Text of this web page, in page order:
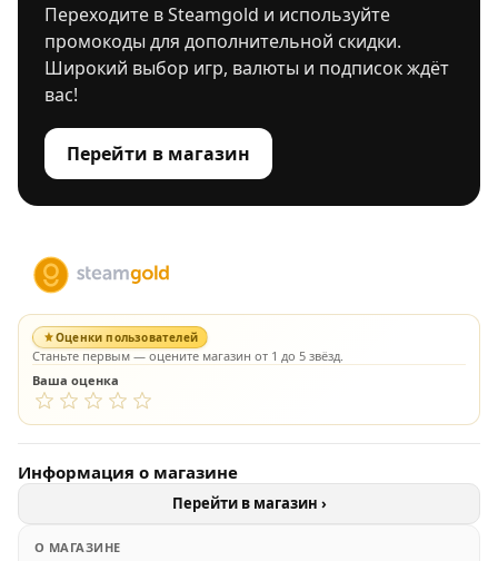
Переходите в Steamgold и используйте
промокоды для дополнительной скидки.
Широкий выбор игр, валюты и подписок ждёт
вас!
Перейти в магазин
Оценки пользователей
Станьте первым — оцените магазин от 1 до 5 звёзд.
Ваша оценка
Информация о магазине
Перейти в магазин ›
О МАГАЗИНЕ